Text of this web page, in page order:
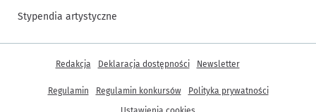
Stypendia artystyczne
Inne informacje
Redakcja Deklaracja dostępności Newsletter
Regulamin Regulamin konkursów
Polityka prywatności